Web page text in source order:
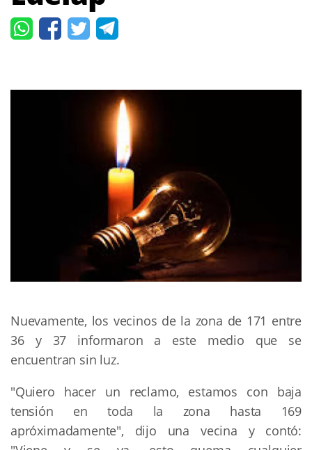
Nuevamente, los vecinos de la zona de 171 entre
36 y 37 informaron a este medio que se
encuentran sin luz.
"Quiero hacer un reclamo, estamos con baja
tensión en toda la zona hasta 169
apróximadamente", dijo una vecina y contó: